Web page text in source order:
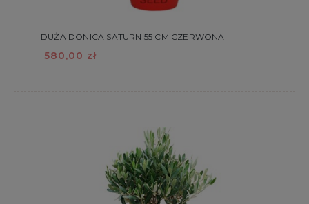
DUŻA DONICA SATURN 55 CM CZERWONA
580,00 zł